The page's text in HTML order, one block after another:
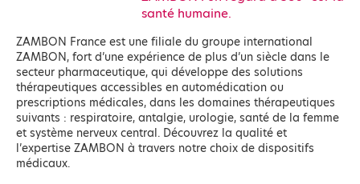
santé humaine.
ZAMBON France est une filiale du groupe international
ZAMBON, fort d’une expérience de plus d’un siècle dans le
secteur pharmaceutique, qui développe des solutions
thérapeutiques accessibles en automédication ou
prescriptions médicales, dans les domaines thérapeutiques
suivants : respiratoire, antalgie, urologie, santé de la femme
et système nerveux central. Découvrez la qualité et
l’expertise ZAMBON à travers notre choix de dispositifs
médicaux.